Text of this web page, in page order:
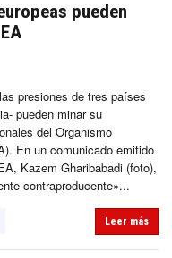
pueden
presiones de tres países
pueden minar su
del Organismo
En un comunicado emitido
Kazem Gharibabadi (foto),
contraproducente»...
Leer más